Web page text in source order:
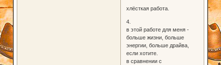
хлёсткая работа.
4.
в этой работе для меня -
больше жизни, больше
энергии, больше драйва,
если хотите.
в сравнении с